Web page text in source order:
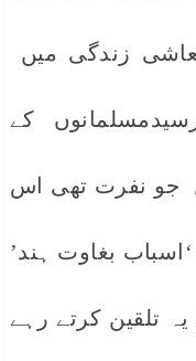
زندگی میں
کے
جو نفرت تھی اس
بغاوت ہند’
تلقین کرتے رہے